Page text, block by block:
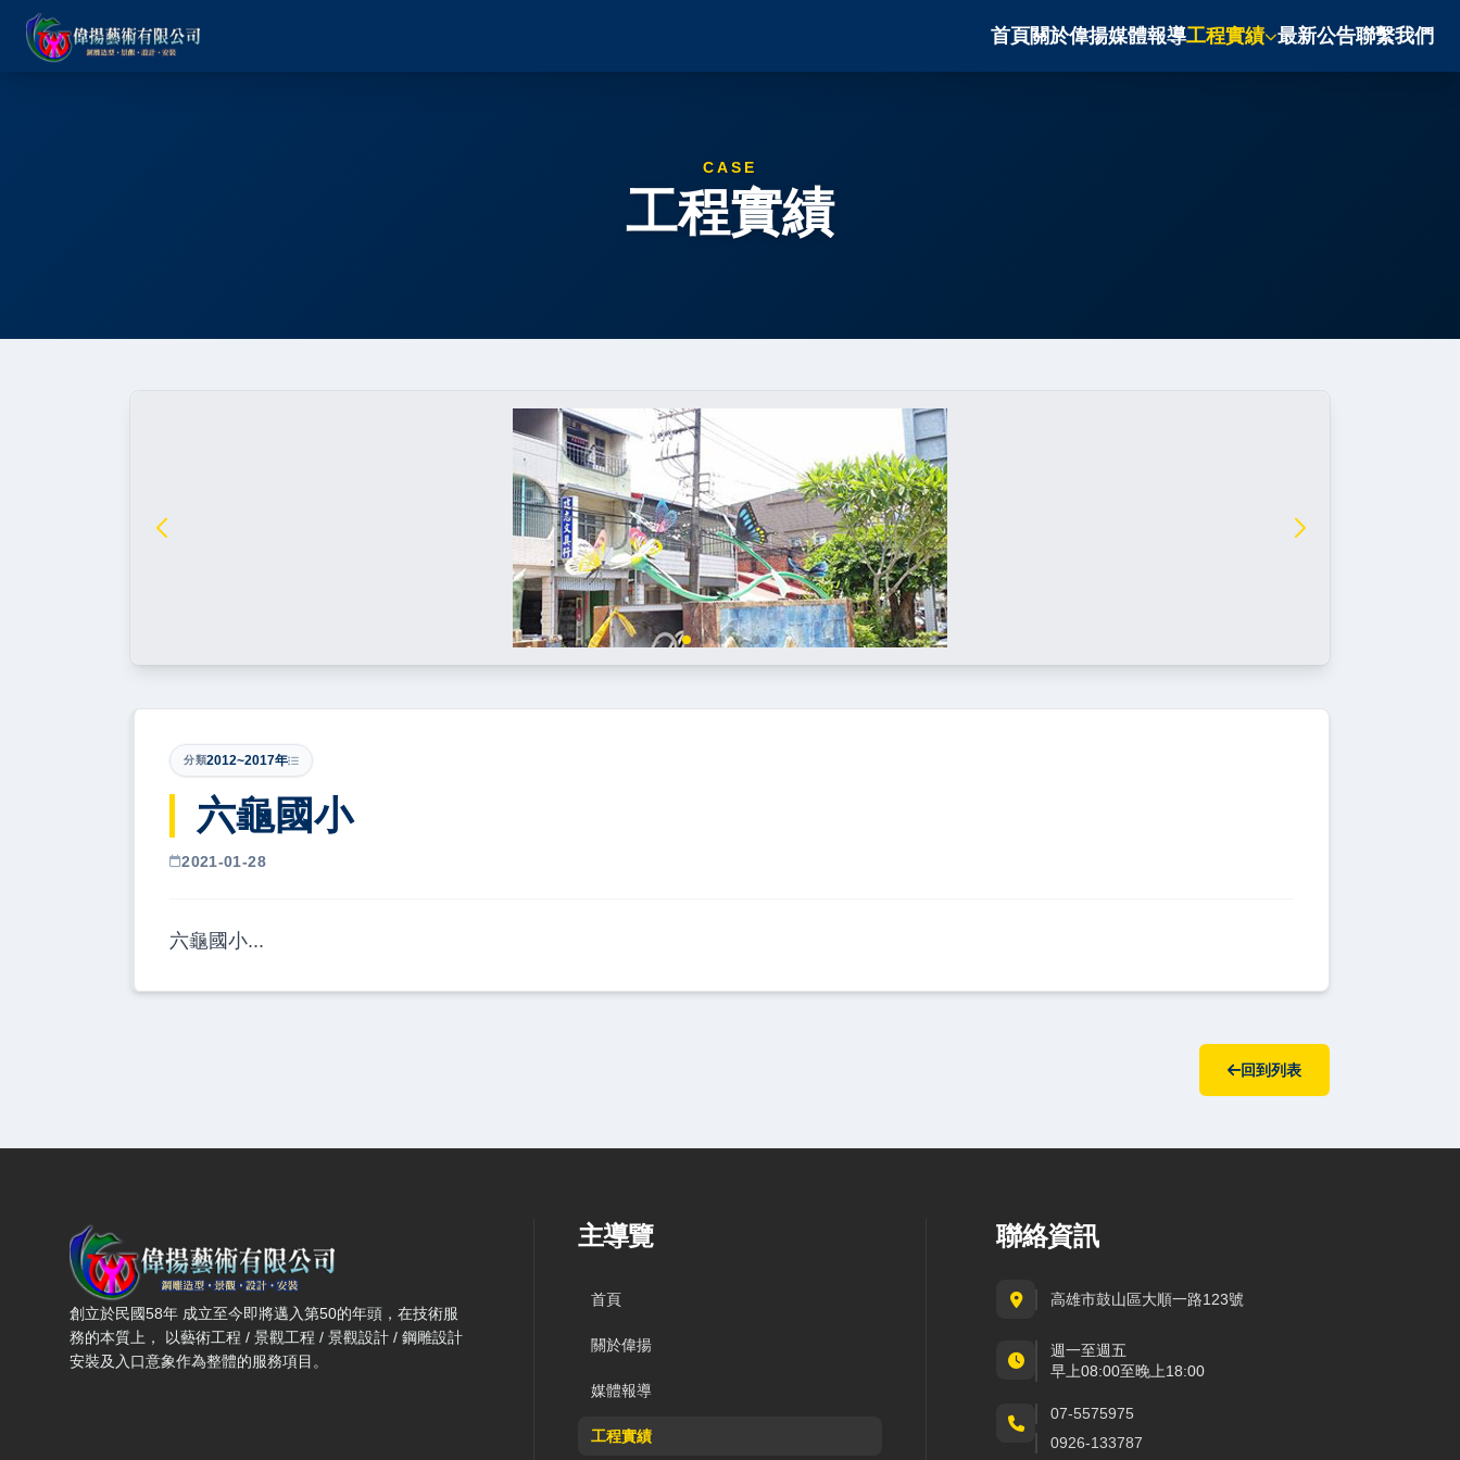
首頁關於偉揚媒體報導工程實績 最新公告聯繫我們
CASE
工程實績
分類2012~2017年
六龜國小
2021-01-28
六龜國小...
回到列表
偉揚藝術有限公司 — 網站概要、主導覽與聯絡方式
創立於民國58年 成立至今即將邁入第50的年頭，在技術服
務的本質上， 以藝術工程 / 景觀工程 / 景觀設計 / 鋼雕設計
安裝及入口意象作為整體的服務項目。
主導覽
首頁
關於偉揚
媒體報導
工程實績
聯絡資訊
高雄市鼓山區大順一路123號
週一至週五
早上08:00至晚上18:00
07-5575975
0926-133787